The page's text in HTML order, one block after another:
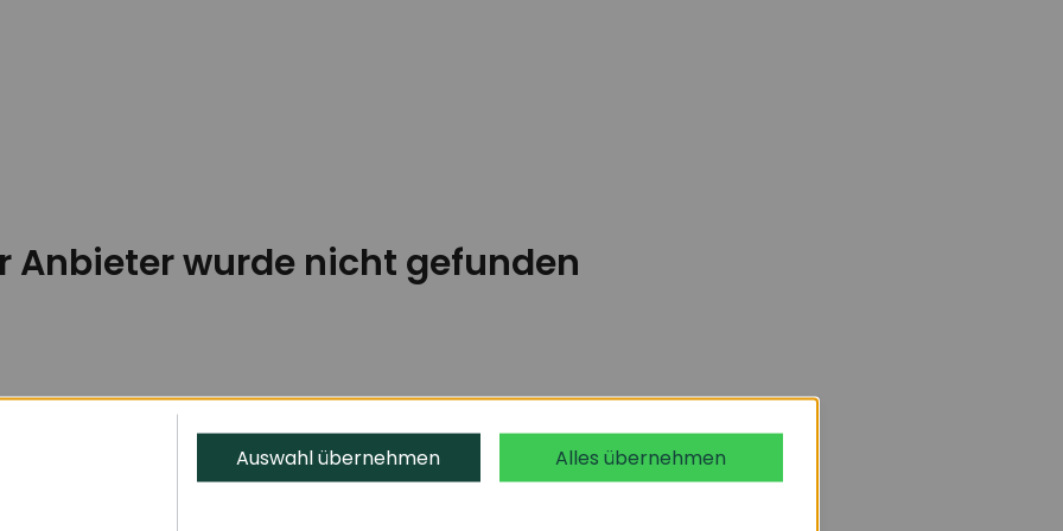
Anbieter wurde nicht gefunden
Auswahl übernehmen Alles übernehmen